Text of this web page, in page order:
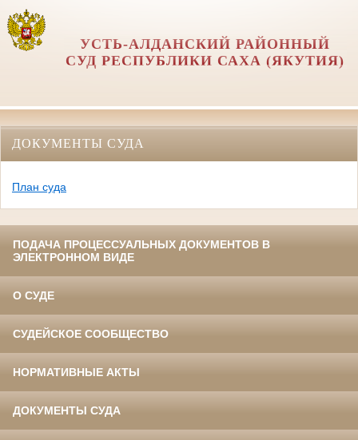
УСТЬ-АЛДАНСКИЙ РАЙОННЫЙ
СУД РЕСПУБЛИКИ САХА (ЯКУТИЯ)
ДОКУМЕНТЫ СУДА
План суда
ПОДАЧА ПРОЦЕССУАЛЬНЫХ ДОКУМЕНТОВ В
ЭЛЕКТРОННОМ ВИДЕ
О СУДЕ
СУДЕЙСКОЕ СООБЩЕСТВО
НОРМАТИВНЫЕ АКТЫ
ДОКУМЕНТЫ СУДА